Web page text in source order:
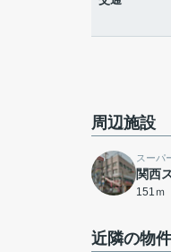
周辺施設
スーパ
関西
151ｍ
近隣の物件